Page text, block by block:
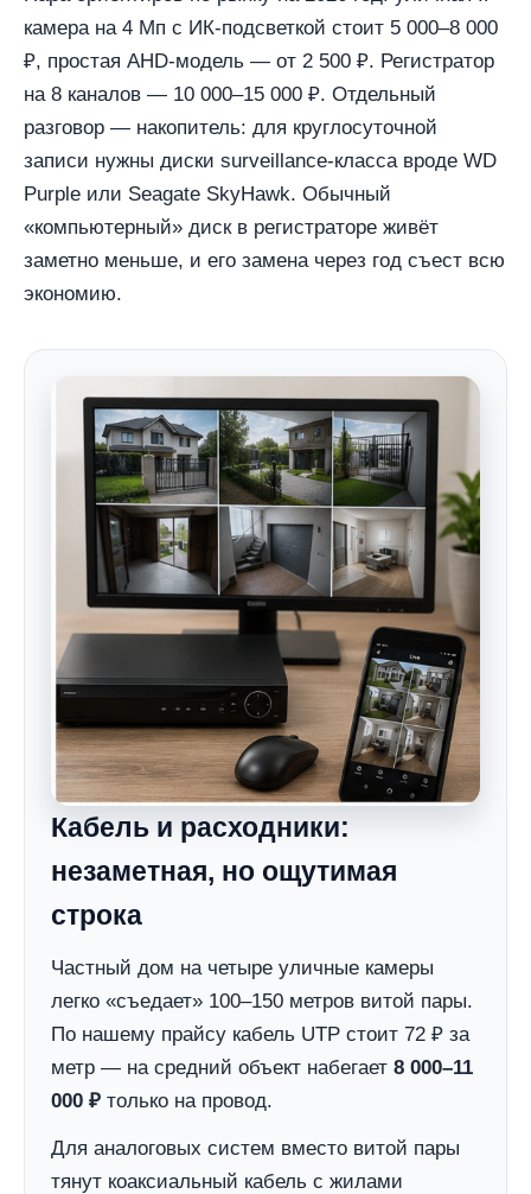
камера на 4 Мп с ИК-подсветкой стоит 5 000–8 000
₽, простая AHD-модель — от 2 500 ₽. Регистратор
на 8 каналов — 10 000–15 000 ₽. Отдельный
разговор — накопитель: для круглосуточной
записи нужны диски surveillance-класса вроде WD
Purple или Seagate SkyHawk. Обычный
«компьютерный» диск в регистраторе живёт
заметно меньше, и его замена через год съест всю
экономию.
Кабель и расходники:
незаметная, но ощутимая
строка
Частный дом на четыре уличные камеры
легко «съедает» 100–150 метров витой пары.
По нашему прайсу кабель UTP стоит 72 ₽ за
метр — на средний объект набегает 8 000–11
000 ₽ только на провод.
Для аналоговых систем вместо витой пары
тянут коаксиальный кабель с жилами